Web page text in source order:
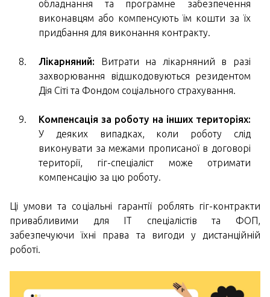
обладнання та програмне забезпечення
виконавцям або компенсують їм кошти за їх
придбання для виконання контракту.
Лікарняний: Витрати на лікарняний в разі
захворювання відшкодовуються резидентом
Дія Сіті та Фондом соціального страхування.
Компенсація за роботу на інших територіях:
У деяких випадках, коли роботу слід
виконувати за межами прописаної в договорі
території, гіг-спеціаліст може отримати
компенсацію за цю роботу.
Ці умови та соціальні гарантії роблять гіг-контракти
привабливими для ІТ спеціалістів та ФОП,
забезпечуючи їхні права та вигоди у дистанційній
роботі.